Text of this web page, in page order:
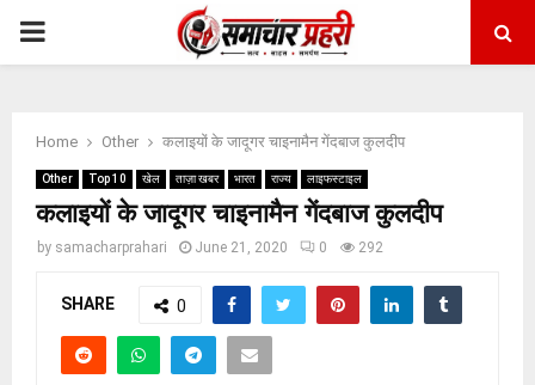
PRIMARY
Home Other कलाइयों के जादूगर चाइनामैन गेंदबाज कुलदीप
Other Top 10 खेल ताज़ा खबर भारत राज्य लाइफस्टाइल
कलाइयों के जादूगर चाइनामैन गेंदबाज कुलदीप
by samacharprahari June 21, 2020 0 292
SHARE 0